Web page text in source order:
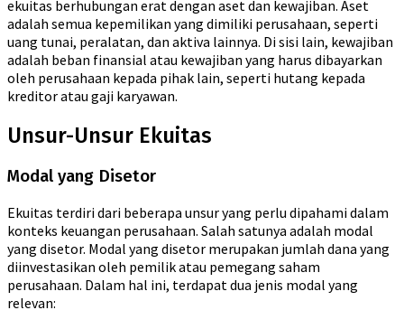
ekuitas berhubungan erat dengan aset dan kewajiban. Aset
adalah semua kepemilikan yang dimiliki perusahaan, seperti
uang tunai, peralatan, dan aktiva lainnya. Di sisi lain, kewajiban
adalah beban finansial atau kewajiban yang harus dibayarkan
oleh perusahaan kepada pihak lain, seperti hutang kepada
kreditor atau gaji karyawan.
Unsur-Unsur Ekuitas
Modal yang Disetor
Ekuitas terdiri dari beberapa unsur yang perlu dipahami dalam
konteks keuangan perusahaan. Salah satunya adalah modal
yang disetor. Modal yang disetor merupakan jumlah dana yang
diinvestasikan oleh pemilik atau pemegang saham
perusahaan. Dalam hal ini, terdapat dua jenis modal yang
relevan: